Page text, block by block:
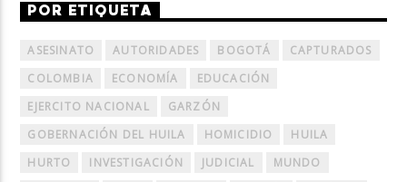
POR ETIQUETA
ASESINATO AUTORIDADES BOGOTÁ
CAPTURADOS
COLOMBIA
ECONOMÍA
EDUCACIÓN
EJERCITO NACIONAL
GARZÓN
GOBERNACIÓN DEL HUILA
HOMICIDIO
HUILA
HURTO
INVESTIGACIÓN JUDICIAL
MUNDO